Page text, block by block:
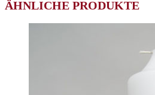
ÄHNLICHE PRODUKTE